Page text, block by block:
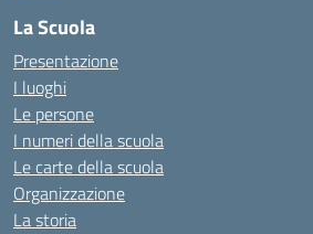
La Scuola
Presentazione
I luoghi
Le persone
I numeri della scuola
Le carte della scuola
Organizzazione
La storia